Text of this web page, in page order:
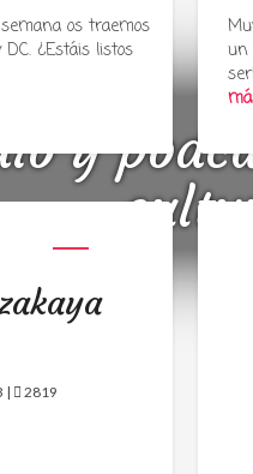
y
os traemos
¿Estáis listos
un
| 2819